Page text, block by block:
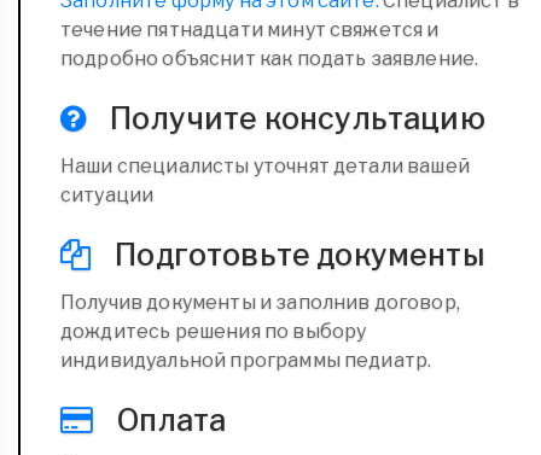
течение пятнадцати минут свяжется и
подробно объяснит как подать заявление.
Получите консультацию
Наши специалисты уточнят детали вашей
ситуации
Подготовьте документы
Получив документы и заполнив договор,
дождитесь решения по выбору
индивидуальной программы педиатр.
Оплата